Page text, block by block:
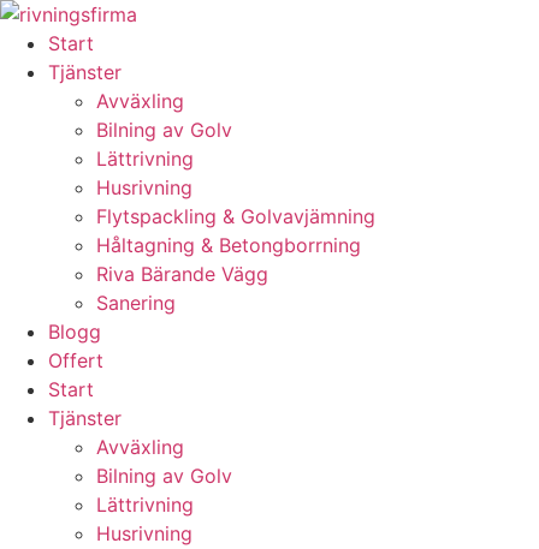
Skip
content
Start
Tjänster
Avväxling
Bilning av Golv
Lättrivning
Husrivning
Flytspackling & Golvavjämning
Håltagning & Betongborrning
Riva Bärande Vägg
Sanering
Blogg
Offert
Start
Tjänster
Avväxling
Bilning av Golv
Lättrivning
Husrivning